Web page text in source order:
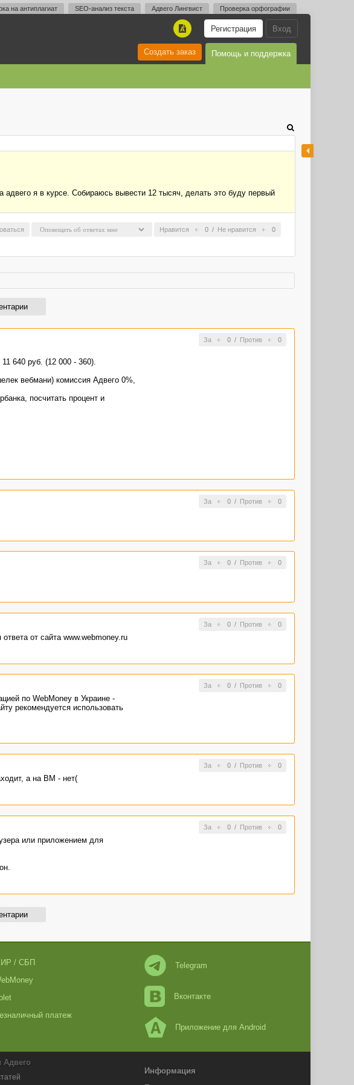
на антиплагиат SEO-анализ текста Адвего Лингвист Проверка орфографии
Вход
Регистрация
A
Помощь и поддержка
Создать заказ
адвего я в курсе. Собираюсь вывести 12 тысяч, делать это буду первый
Нравится 0 / Не нравится 0
За 0/ Против 0
640 руб. (12 000 - 360).
вебмани) комиссия Адвего 0%,
посчитать процент и
За 0/ Против 0
За 0/ Против 0
За 0/ Против 0
от сайта www.webmoney.ru
За 0/ Против 0
по WebMoney в Украине -
рекомендуется использовать
За 0/ Против 0
а на ВМ - нет(
За 0/ Против 0
или приложением для
/ СБП
платеж
Telegram
Вконтакте
Приложение для Android
Информация